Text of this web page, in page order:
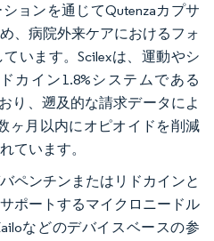
ョンを通じてQutenzaカプサ
、病院外来ケアにおけるフォ
います。Scilexは、運動やシ
カイン1.8%システムである
り、遡及的な請求データによ
ヶ月以内にオピオイドを削減
ています。
ペンチンまたはリドカインと
ポートするマイクロニードル
などのデバイスベースの参